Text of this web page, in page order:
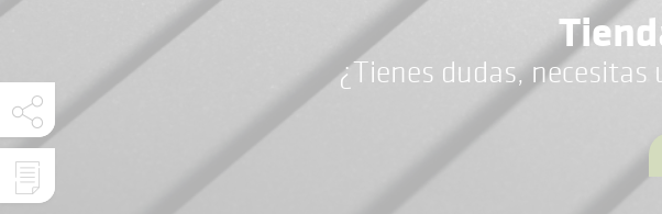
¿Tienes dudas,